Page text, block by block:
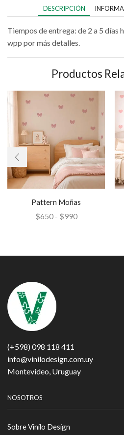
DESCRIPCIÓN
Tiempos de entrega: de 2 a 5 días
wpp por más detalles.
Productos
Pattern Moñas
$650 - $990
(+598) 098 118 411
info@vinilodesign.com.uy
Montevideo, Uruguay
NOSOTROS
Sobre Vinilo Design